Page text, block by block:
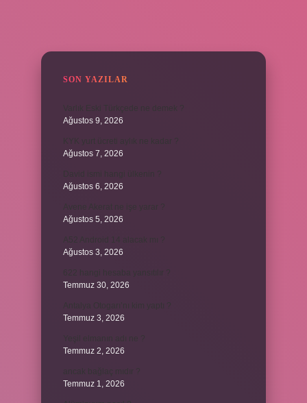
SON YAZILAR
Ağustos 9, 2026
Ağustos 7, 2026
Ağustos 6, 2026
Ağustos 5, 2026
Ağustos 3, 2026
Temmuz 30, 2026
Temmuz 3, 2026
Temmuz 2, 2026
Temmuz 1, 2026